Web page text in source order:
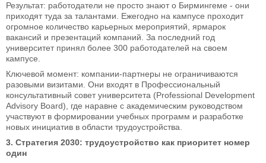
Результат: работодатели не просто знают о Бирмингеме - они
приходят туда за талантами. Ежегодно на кампусе проходит
огромное количество карьерных мероприятий, ярмарок
вакансий и презентаций компаний. За последний год
университет принял более 300 работодателей на своем
кампусе.
Ключевой момент: компании-партнеры не ограничиваются
разовыми визитами. Они входят в Профессиональный
консультативный совет университета (Professional Development
Advisory Board), где наравне с академическим руководством
участвуют в формировании учебных программ и разработке
новых инициатив в области трудоустройства.
3. Стратегия 2030: трудоустройство как приоритет номер
один